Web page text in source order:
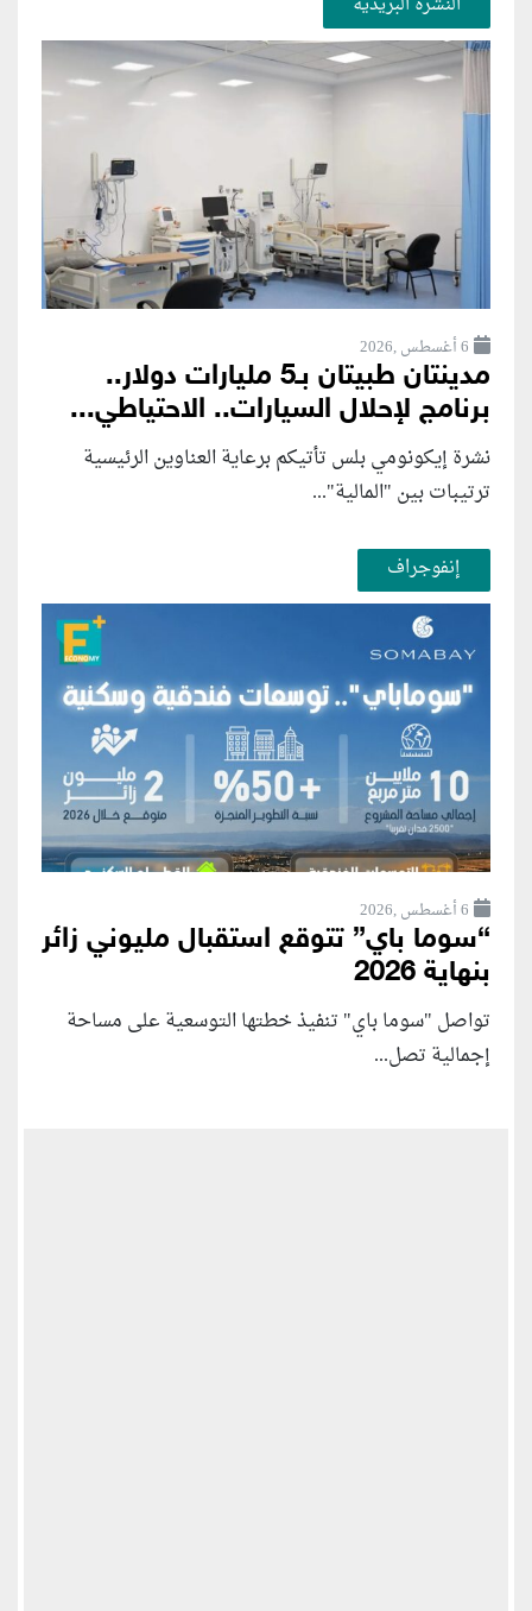
6 أغسطس ,2026
مدينتان طبيتان بـ5 مليارات دولار..
برنامج لإحلال السيارات.. الاحتياطي...
نشرة إيكونومي بلس تأتيكم برعاية العناوين الرئيسية
ترتيبات بين "المالية"...
إنفوجراف
6 أغسطس ,2026
“سوما باي” تتوقع استقبال مليوني زائر
بنهاية 2026
تواصل "سوما باي" تنفيذ خطتها التوسعية على مساحة
إجمالية تصل...